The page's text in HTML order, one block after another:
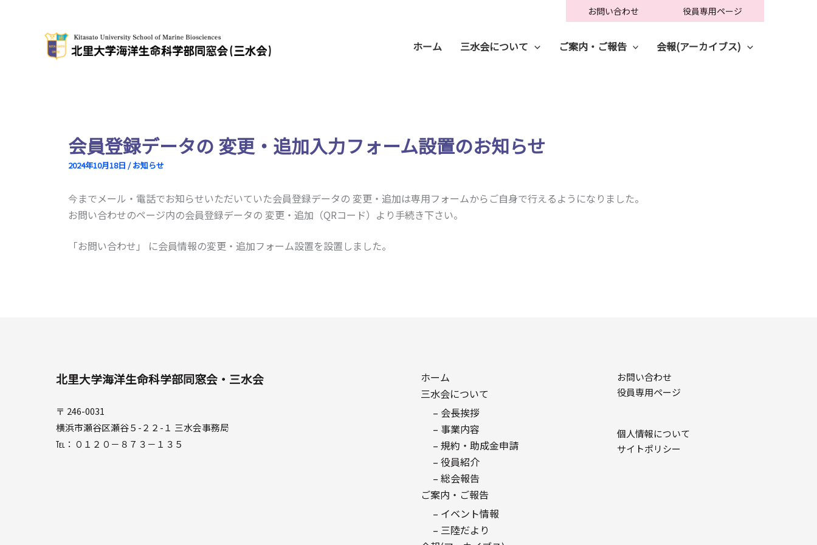
お問い合わせ 役員専用ページ
ホーム 三水会について ご案内・ご報告 会報(アーカイブス)
会員登録データの 変更・追加入力フォーム設置のお知らせ
2024年10月18日 /お知らせ
今までメール・電話でお知らせいただいていた会員登録データの 変更・追加は専用フォームからご自身で行えるようになりました。
お問い合わせのページ内の会員登録データの 変更・追加（QRコード）より手続き下さい。
「お問い合わせ」 に会員情報の変更・追加フォーム設置を設置しました。
北里大学海洋生命科学部同窓会・三水会
〒 246-0031
横浜市瀬谷区瀬谷５-２２-１ 三水会事務局
℡：０１２０－８７３－１３５
ホーム
三水会について
– 会長挨拶
– 事業内容
– 規約・助成金申請
– 役員紹介
– 総会報告
ご案内・ご報告
– イベント情報
– 三陸だより
お問い合わせ
役員専用ページ
個人情報について
サイトポリシー